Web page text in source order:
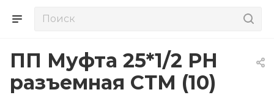
ПП Муфта 25*1/2 РН
разъемная СТМ (10)